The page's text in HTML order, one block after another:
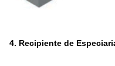
4. Recipiente de